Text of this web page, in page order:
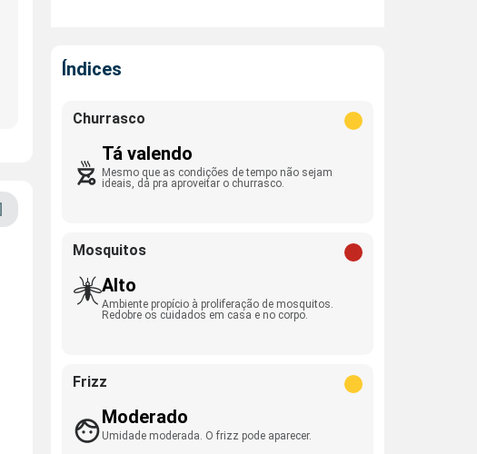
Índices
Churrasco
Tá valendo
Mesmo que as condições de tempo não sejam
ideais, dá pra aproveitar o churrasco.
Mosquitos
Alto
Ambiente propício à proliferação de mosquitos.
Redobre os cuidados em casa e no corpo.
Frizz
Moderado
Umidade moderada. O frizz pode aparecer.